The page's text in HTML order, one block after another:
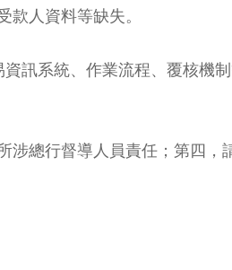
人資料等缺失。
訊系統、作業流程、覆核機
總行督導人員責任；第四